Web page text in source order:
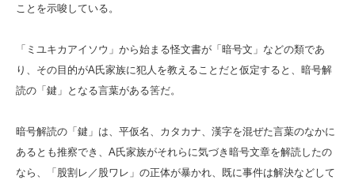
ことを示唆している。
「ミユキカアイソウ」から始まる怪文書が「暗号文」などの類であ
り、その目的がA氏家族に犯人を教えることだと仮定すると、暗号解
読の「鍵」となる言葉がある筈だ。
暗号解読の「鍵」は、平仮名、カタカナ、漢字を混ぜた言葉のなかに
あるとも推察でき、A氏家族がそれらに気づき暗号文章を解読したの
なら、「股割レ／股ワレ」の正体が暴かれ、既に事件は解決などして